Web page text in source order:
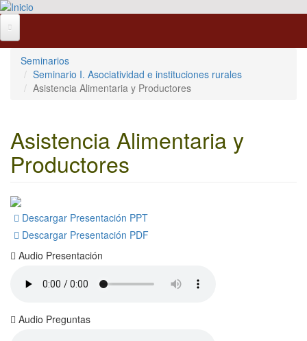
Pasar al contenido principal
Seminarios
Seminario I. Asociatividad e instituciones rurales
Asistencia Alimentaria y Productores
Asistencia Alimentaria y
Productores
Descargar Presentación PPT
Descargar Presentación PDF
Audio Presentación
Audio Preguntas